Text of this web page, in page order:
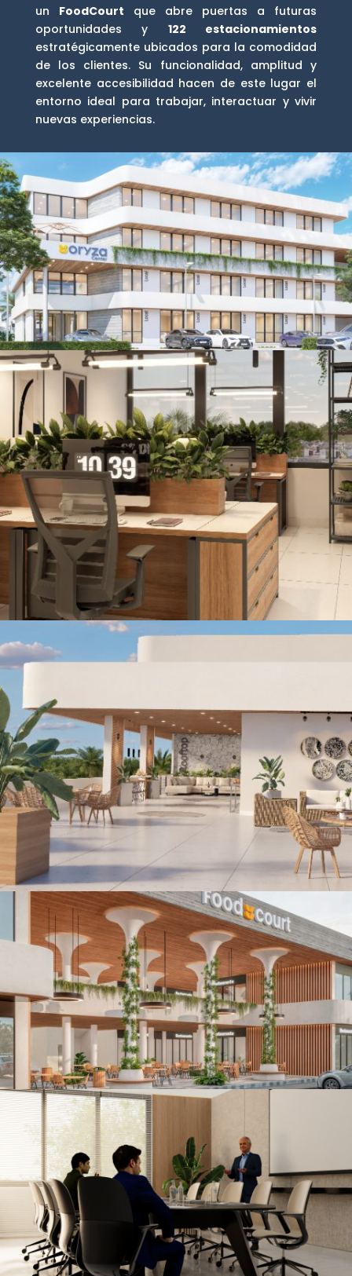
un FoodCourt que abre puertas a futuras
oportunidades y 122 estacionamientos
estratégicamente ubicados para la comodidad
de los clientes. Su funcionalidad, amplitud y
excelente accesibilidad hacen de este lugar el
entorno ideal para trabajar, interactuar y vivir
nuevas experiencias.